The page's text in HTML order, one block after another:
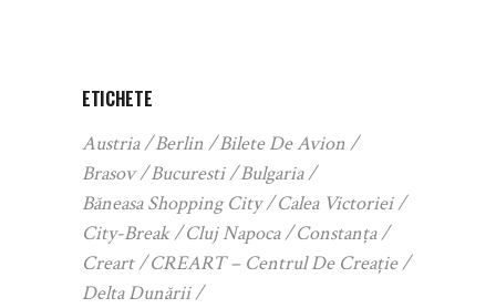
ETICHETE
Austria Berlin
Bilete De Avion
Brasov
Bucuresti
Bulgaria
Băneasa Shopping City
Calea Victoriei
City-Break
Cluj Napoca
Constanța
Creart
CREART – Centrul De Creație
Delta Dunării